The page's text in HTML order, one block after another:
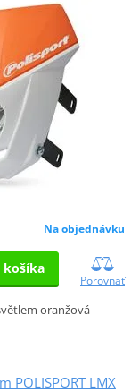
Na objednávku
košíka
Porovnať
oranžová
POLISPORT LMX